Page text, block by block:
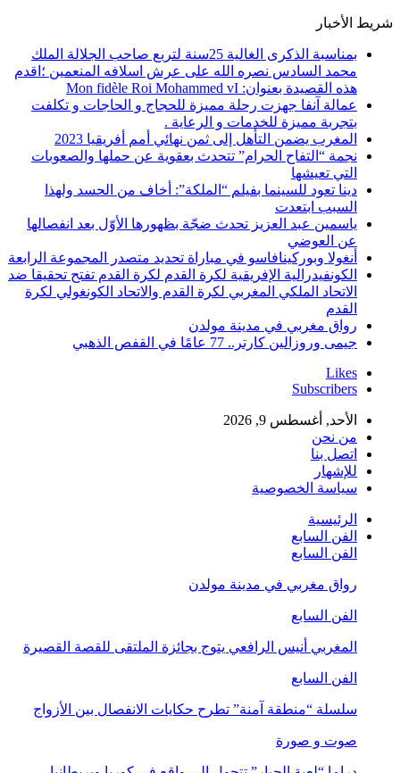
شريط الأخبار
بمناسبة الذكرى الغالية 25سنة لتربع صاحب الجلالة الملك
محمد السادس نصره الله على عرش اسلافه المنعمين ؛اقدم
هذه القصيدة بعنوان: Mon fidèle Roi Mohammed vI
عمالة آنفا جهزت رحلة مميزة للحجاج و الحاجات و تكلفت
بتجربة مميزة للخدمات و الرعاية .
المغرب يضمن التأهل إلى ثمن نهائي أمم أفريقيا 2023
نجمة “التفاح الحرام” تتحدث بعقوية عن حملها والصعوبات
التي تعيشها
دينا تعود للسينما بفيلم “الملكة”: أخاف من الحسد ولهذا
السبب ابتعدت
ياسمين عبد العزيز تحدث ضجّة بظهورها الأوّل بعد انفصالها
عن العوضي
أنغولا وبوركينافاسو في مباراة تحديد متصدر المجموعة الرابعة
الكونفيدرالية الإفريقية لكرة القدم لكرة القدم تفتح تحقيقا ضد
الاتحاد الملكي المغربي لكرة القدم والاتحاد الكونغولي لكرة
القدم
رواق مغربي في مدينة مولدن
جيمى وروزالين كارتر.. 77 عامًا في القفص الذهبي
Likes
Subscribers
الأحد, أغسطس 9, 2026
من نحن
اتصل بنا
للإشهار
سياسة الخصوصية
الرئيسية
الفن السابع
الفن السابع
رواق مغربي في مدينة مولدن
الفن السابع
المغربي أنيس الرافعي يتوج بجائزة الملتقى للقصة القصيرة
الفن السابع
سلسلة “منطقة آمنة” تطرح حكايات الانفصال بين الأزواج
صوت و صورة